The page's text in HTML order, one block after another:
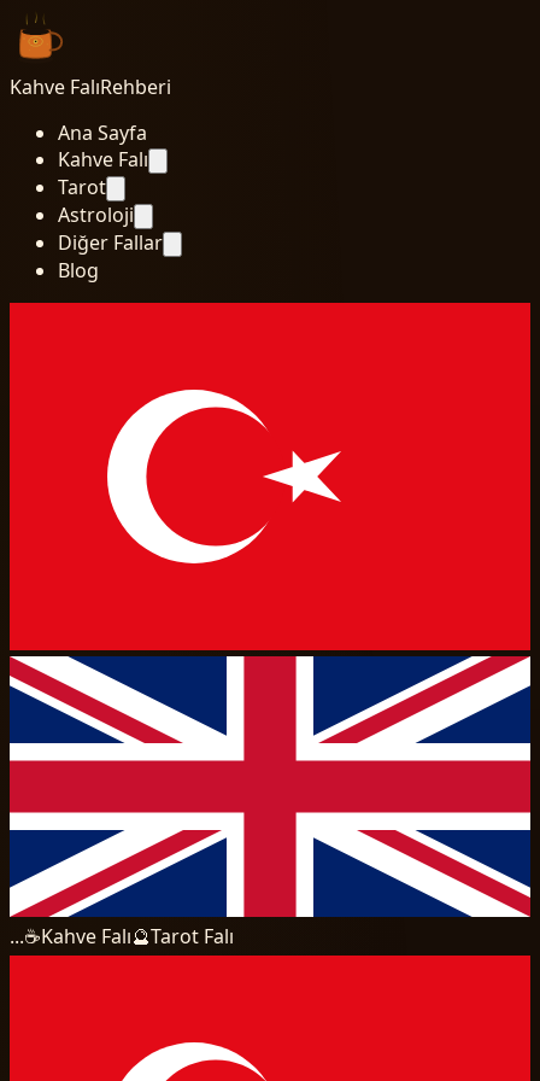
Kahve FalıRehberi
Ana Sayfa
Kahve Falı
Tarot
Astroloji
Diğer Fallar
Blog
...☕Kahve Falı🔮Tarot Falı